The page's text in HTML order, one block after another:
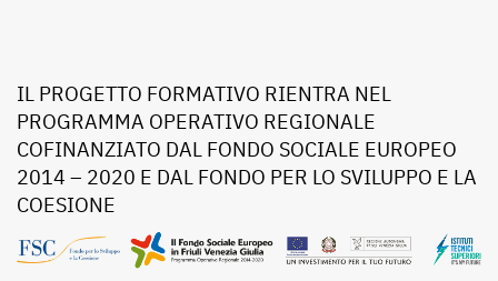
IL PROGETTO FORMATIVO RIENTRA NEL
PROGRAMMA OPERATIVO REGIONALE
COFINANZIATO DAL FONDO SOCIALE EUROPEO
2014 – 2020 E DAL FONDO PER LO SVILUPPO E LA
COESIONE